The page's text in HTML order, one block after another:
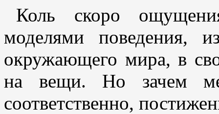
Коль скоро
моделями поведения,
окружающего мира, в
на вещи. Но зачем
соответственно,